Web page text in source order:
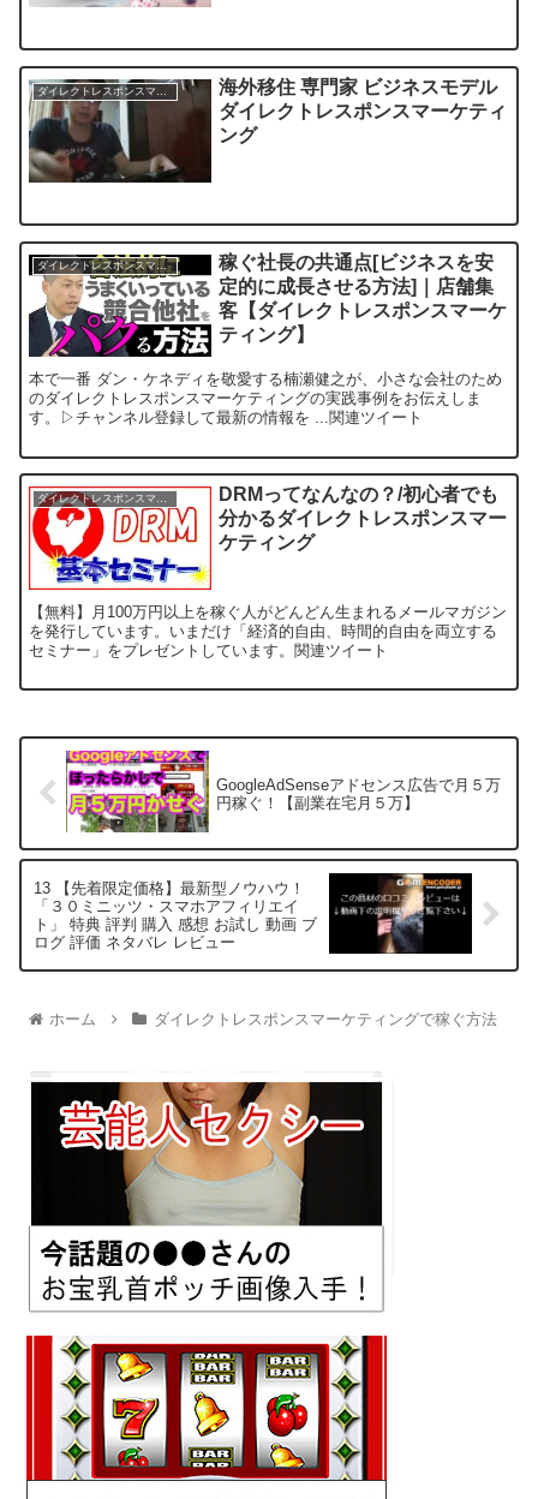
海外移住 専門家 ビジネスモデル
ダイレクトレスポンスマーケティ
ング
ダイレクトレスポンスマーケティングで稼ぐ方法
稼ぐ社長の共通点[ビジネスを安
定的に成長させる方法]｜店舗集
客【ダイレクトレスポンスマーケ
ティング】
本で⼀番 ダン・ケネディを敬愛する楠瀬健之が、⼩さな会社のため
のダイレクトレスポンスマーケティングの実践事例をお伝えしま
す。▷チャンネル登録して最新の情報を ...関連ツイート
ダイレクトレスポンスマーケティングで稼ぐ方法
DRMってなんなの？/初心者でも
分かるダイレクトレスポンスマー
ケティング
【無料】月100万円以上を稼ぐ人がどんどん生まれるメールマガジン
を発行しています。いまだけ「経済的自由、時間的自由を両立する
セミナー」をプレゼントしています。関連ツイート
GoogleAdSenseアドセンス広告で月５万
円稼ぐ！【副業在宅月５万】
13 【先着限定価格】最新型ノウハウ！
「３０ミニッツ・スマホアフィリエイ
ト」 特典 評判 購入 感想 お試し 動画 ブ
ログ 評価 ネタバレ レビュー
ホーム ダイレクトレスポンスマーケティングで稼ぐ方法